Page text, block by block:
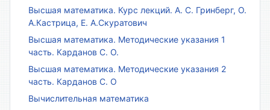
Высшая математика. Курс лекций. А. С. Гринберг, О.
А.Кастрица, Е. А.Скуратович
Высшая математика. Методические указания 1
часть. Карданов С. О.
Высшая математика. Методические указания 2
часть. Карданов С. О
Вычислительная математика